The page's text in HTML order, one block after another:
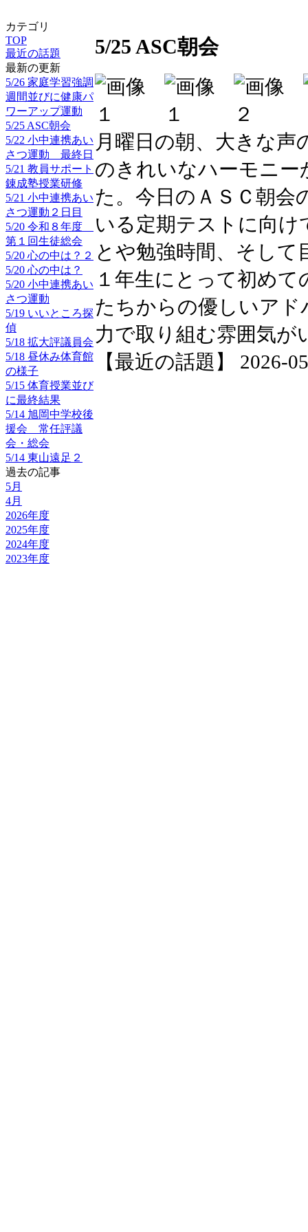
カテゴリ
TOP
最近の話題
最新の更新
5/26 家庭学習強調
週間並びに健康パ
ワーアップ運動
5/25 ASC朝会
5/22 小中連携あい
さつ運動 最終日
5/21 教員サポート
錬成塾授業研修
5/21 小中連携あい
さつ運動２日目
5/20 令和８年度
第１回生徒総会
5/20 心の中は？２
5/20 心の中は？
5/20 小中連携あい
さつ運動
5/19 いいところ探
偵
5/18 拡大評議員会
5/18 昼休み体育館
の様子
5/15 体育授業並び
に最終結果
5/14 旭岡中学校後
援会 常任評議
会・総会
5/14 東山遠足２
過去の記事
5月
4月
2026年度
2025年度
2024年度
2023年度
5/25 ASC朝会
月曜日の朝、大きな声
のきれいなハーモニ
た。今日のＡＳＣ朝会
いる定期テストに向
とや勉強時間、そして
１年生にとって初め
たちからの優しいア
力で取り組む雰囲気が
【最近の話題】 2026-